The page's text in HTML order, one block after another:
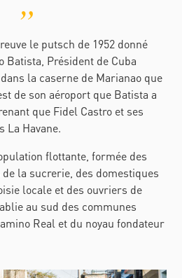
le putsch de 1952 donné
Batista, Président de Cuba
la caserne de Marianao que
de son aéroport que Batista a
que Fidel Castro et ses
La Havane.
flottante, formée des
la sucrerie, des domestiques
locale et des ouvriers de
au sud des communes
Real et du noyau fondateur